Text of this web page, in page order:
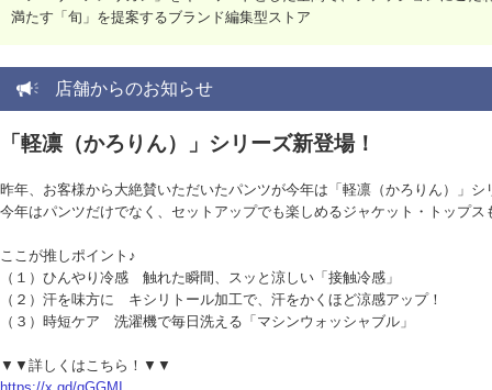
満たす「旬」を提案するブランド編集型ストア
店舗からのお知らせ
「軽凛（かろりん）」シリーズ新登場！
昨年、お客様から大絶賛いただいたパンツが今年は「軽凛（かろりん）」シ
今年はパンツだけでなく、セットアップでも楽しめるジャケット・トップス
ここが推しポイント♪
（１）ひんやり冷感 触れた瞬間、スッと涼しい「接触冷感」
（２）汗を味方に キシリトール加工で、汗をかくほど涼感アップ！
（３）時短ケア 洗濯機で毎日洗える「マシンウォッシャブル」
▼▼詳しくはこちら！▼▼